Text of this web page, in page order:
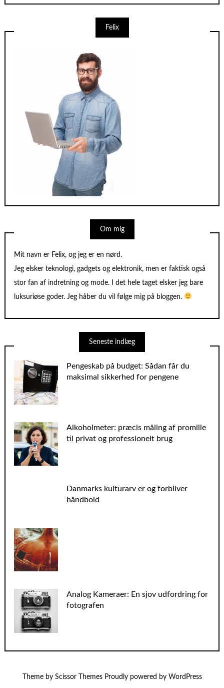
Felix
Om mig
Mit navn er Felix, og jeg er en nørd.
Jeg elsker teknologi, gadgets og elektronik, men er faktisk også
stor fan af indretning og mode. I det hele taget elsker jeg bare
luksuriøse goder. Jeg håber du vil følge mig på bloggen.
Seneste indlæg
Pengeskab på budget: Sådan får du
maksimal sikkerhed for pengene
Alkoholmeter: præcis måling af promille
til privat og professionelt brug
Danmarks kulturarv er og forbliver
håndbold
Analog Kameraer: En sjov udfordring for
fotografen
Theme by Scissor ThemesProudly powered by WordPress